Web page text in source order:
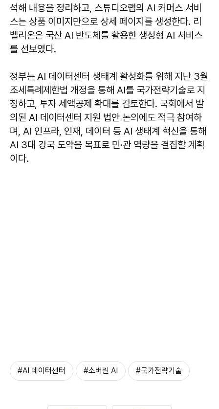
석해 내용을 정리하고, 스튜디오랩의 AI 커머스 서비
스는 상품 이미지만으로 상세 페이지를 생성한다. 리
벨리온은 국산 AI 반도체를 활용한 생성형 AI 서비스
를 선보였다.
정부는 AI 데이터센터 생태계 활성화를 위해 지난 3월
조세특례제한법 개정을 통해 AI를 국가전략기술로 지
정하고, 투자 세액공제 확대를 검토한다. 국회에서 발
의된 AI 데이터센터 지원 법안 논의에도 적극 참여하
며, AI 인프라, 인재, 데이터 등 AI 생태계 혁신을 통해
AI 3대 강국 도약을 목표로 민·관 역량을 결집할 계획
이다.
#AI 데이터센터 #소버린 AI #국가전략기술